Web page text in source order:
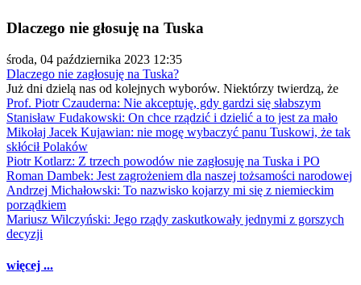
Dlaczego nie głosuję na Tuska
środa, 04 października 2023 12:35
Dlaczego nie zagłosuję na Tuska?
Już dni dzielą nas od kolejnych wyborów. Niektórzy twierdzą, że
Prof. Piotr Czauderna: Nie akceptuję, gdy gardzi się słabszym
Stanisław Fudakowski: On chce rządzić i dzielić a to jest za mało
Mikołaj Jacek Kujawian: nie mogę wybaczyć panu Tuskowi, że tak
skłócił Polaków
Piotr Kotlarz: Z trzech powodów nie zagłosuję na Tuska i PO
Roman Dambek: Jest zagrożeniem dla naszej tożsamości narodowej
Andrzej Michałowski: To nazwisko kojarzy mi się z niemieckim
porządkiem
Mariusz Wilczyński: Jego rządy zaskutkowały jednymi z gorszych
decyzji
więcej ...